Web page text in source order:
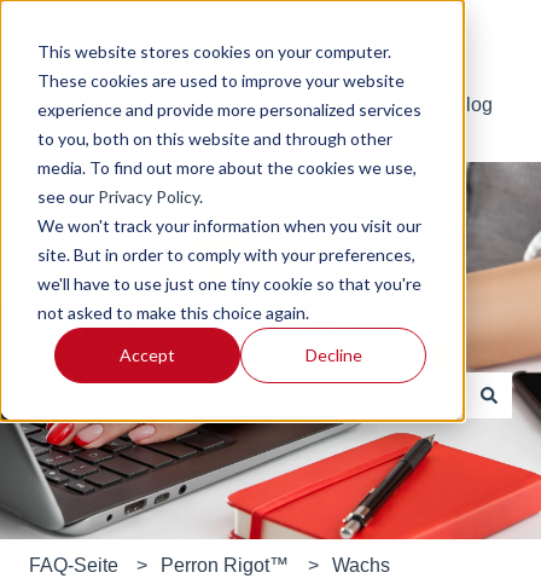
This website stores cookies on your computer.
These cookies are used to improve your website
experience and provide more personalized services
to you, both on this website and through other
media. To find out more about the cookies we use,
see our Privacy Policy.
We won't track your information when you visit our
site. But in order to comply with your preferences,
we'll have to use just one tiny cookie so that you're
not asked to make this choice again.
Accept Decline
Default HubSpot Blog
Finde Antworten auf alle deine
Fragen
Es gibt keine Vorschläge, da das Suchfeld leer ist.
FAQ-Seite Perron Rigot™ Wachs